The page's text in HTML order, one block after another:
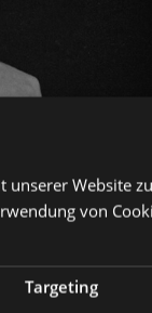
Website
von
Targeting